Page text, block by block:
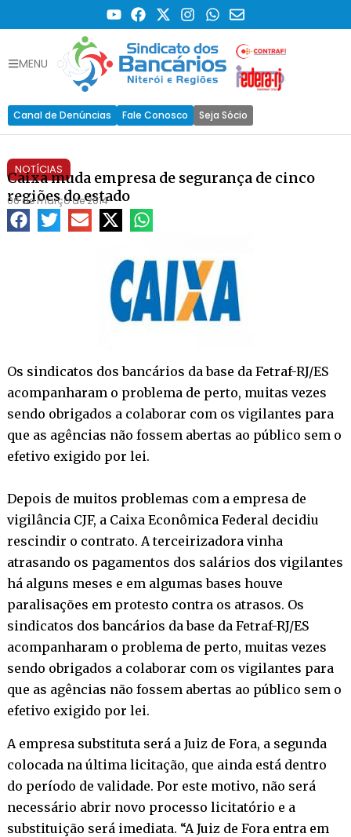
MENU
Canal de Denúncias Fale Conosco Seja Sócio
NOTÍCIAS
Caixa muda empresa de segurança de cinco
regiões do estado
06 de março de 2014
Os sindicatos dos bancários da base da Fetraf-RJ/ES
acompanharam o problema de perto, muitas vezes
sendo obrigados a colaborar com os vigilantes para
que as agências não fossem abertas ao público sem o
efetivo exigido por lei.
Depois de muitos problemas com a empresa de
vigilância CJF, a Caixa Econômica Federal decidiu
rescindir o contrato. A terceirizadora vinha
atrasando os pagamentos dos salários dos vigilantes
há alguns meses e em algumas bases houve
paralisações em protesto contra os atrasos. Os
sindicatos dos bancários da base da Fetraf-RJ/ES
acompanharam o problema de perto, muitas vezes
sendo obrigados a colaborar com os vigilantes para
que as agências não fossem abertas ao público sem o
efetivo exigido por lei.
A empresa substituta será a Juiz de Fora, a segunda
colocada na última licitação, que ainda está dentro
do período de validade. Por este motivo, não será
necessário abrir novo processo licitatório e a
substituição será imediata. “A Juiz de Fora entra em